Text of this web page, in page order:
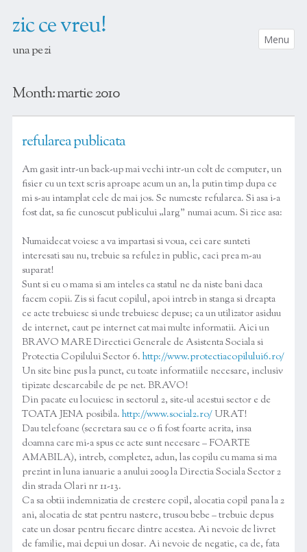
zic ce vreu!
una pe zi
Menu
Month:martie 2010
refularea publicata
Am gasit intr-un back-up mai vechi intr-un colt de computer, un
fisier cu un text scris aproape acum un an, la putin timp dupa ce
mi s-au intamplat cele de mai jos. Se numeste refularea. Si asa i-a
fost dat, sa fie cunoscut publicului „larg” numai acum. Si zice asa:
Numaidecat voiesc a va impartasi si voua, cei care sunteti
interesati sau nu, trebuie sa refulez in public, caci prea m-au
suparat!
Sunt si eu o mama si am inteles ca statul ne da niste bani daca
facem copii. Zis si facut copilul, apoi intreb in stanga si dreapta
ce acte trebuiesc si unde trebuiesc depuse; ca un utilizator asiduu
de internet, caut pe internet cat mai multe informatii. Aici un
BRAVO MARE Directiei Generale de Asistenta Sociala si
Protectia Copilului Sector 6. http://www.protectiacopilului6.ro/
Un site bine pus la punct, cu toate informatiile necesare, inclusiv
tipizate descarcabile de pe net. BRAVO!
Din pacate eu locuiesc in sectorul 2, site-ul acestui sector e de
TOATA JENA posibila. http://www.social2.ro/URAT!
Dau telefoane (secretara sau ce o fi fost foarte acrita, insa
doamna care mi-a spus ce acte sunt necesare – FOARTE
AMABILA), intreb, completez, adun, las copilu cu mama si ma
prezint in luna ianuarie a anului 2009 la Directia Sociala Sector 2
din strada Olari nr 11-13.
Ca sa obtii indemnizatia de crestere copil, alocatia copil pana la 2
ani, alocatia de stat pentru nastere, trusou bebe – trebuie depus
cate un dosar pentru fiecare dintre acestea. Ai nevoie de livret
de familie, mai depui un dosar. Ai nevoie de negatie, ca de, fata